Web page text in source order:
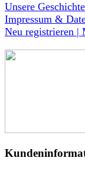
Unsere Geschichte
Impressum &
Neu registrieren |